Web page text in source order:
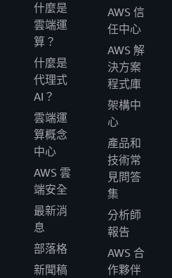
什麼是
雲端運
算？
什麼是
代理式
AI？
雲端運
算概念
中心
AWS 雲
端安全
最新消
息
部落格
新聞稿
AWS 信
任中心
AWS 解
決方案
程式庫
架構中
心
產品和
技術常
見問答
集
分析師
報告
AWS 合
作夥伴